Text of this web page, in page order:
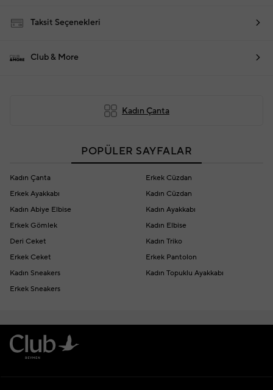
Taksit Seçenekleri
Club & More
Kadın Çanta
POPÜLER SAYFALAR
Kadın Çanta
Erkek Cüzdan
Erkek Ayakkabı
Kadın Cüzdan
Kadın Abiye Elbise
Kadın Ayakkabı
Erkek Gömlek
Kadın Elbise
Deri Ceket
Kadın Triko
Erkek Ceket
Erkek Pantolon
Kadın Sneakers
Kadın Topuklu Ayakkabı
Erkek Sneakers